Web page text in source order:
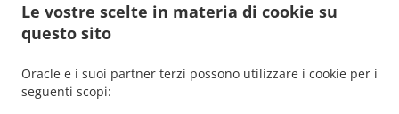
Le vostre scelte in materia di cookie su
questo sito
Oracle e i suoi partner terzi possono utilizzare i cookie per i
seguenti scopi:
Maspalomas Playa del Inglés . Italiana Consegna del cibo Maspalomas San Fernando